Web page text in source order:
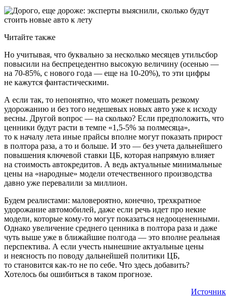
Читайте также
Но учитывая, что буквально за несколько месяцев утильсбор
повысили на беспрецедентно высокую величину (осенью —
на 70-85%, с нового года — еще на 10-20%), то эти цифры
не кажутся фантастическими.
А если так, то непонятно, что может помешать резкому
удорожанию и без того недешевых новых авто уже к исходу
весны. Другой вопрос — на сколько? Если предположить, что
ценники будут расти в темпе «1,5-5% за полмесяца»,
то к началу лета иные прайсы вполне могут показать прирост
в полтора раза, а то и больше. И это — без учета дальнейшего
повышения ключевой ставки ЦБ, которая напрямую влияет
на стоимость автокредитов. А ведь актуальные минимальные
цены на «народные» модели отечественного производства
давно уже перевалили за миллион.
Будем реалистами: маловероятно, конечно, трехкратное
удорожание автомобилей, даже если речь идет про некие
модели, которые кому-то могут показаться недооцененными.
Однако увеличение среднего ценника в полтора раза и даже
чуть выше уже в ближайшие полгода — это вполне реальная
перспектива. А если учесть нынешние актуальные цены
и неясность по поводу дальнейшей политики ЦБ,
то становится как-то не по себе. Что здесь добавить?
Хотелось бы ошибиться в таком прогнозе.
Источник